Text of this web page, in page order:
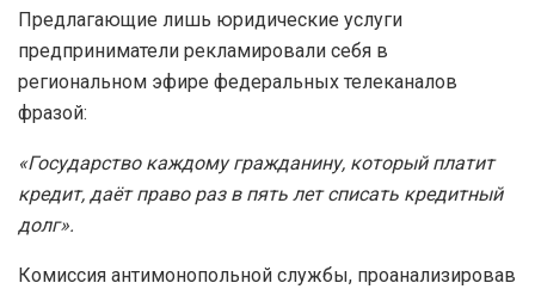
Предлагающие лишь юридические услуги
предприниматели рекламировали себя в
региональном эфире федеральных телеканалов
фразой:
«Государство каждому гражданину, который платит
кредит, даёт право раз в пять лет списать кредитный
долг».
Комиссия антимонопольной службы, проанализировав